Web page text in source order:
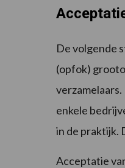
De volgende
(opfok)
enkele
in de praktijk.
Acceptatie